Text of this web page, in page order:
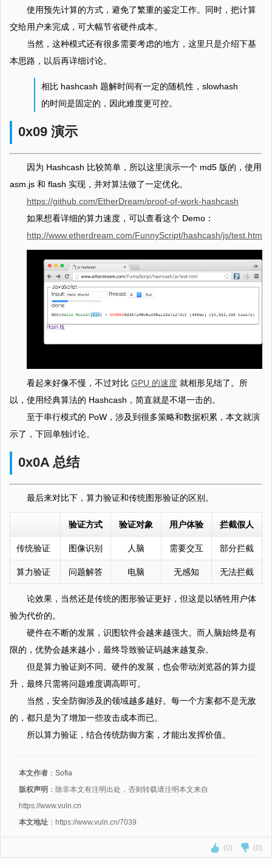
使用预先计算的方式，避免了繁重的鉴定工作。同时，把计算
交给用户来完成，可大幅节省硬件成本。
当然，这种模式还有很多需要考虑的地方，这里只是介绍下基
本思路，以后再详细讨论。
相比 hashcash 题解时间有一定的随机性，slowhash
的时间是固定的，因此难度更可控。
0x09 演示
因为 Hashcash 比较简单，所以这里演示一个 md5 版的，使用
asm.js 和 flash 实现，并对算法做了一定优化。
https://github.com/EtherDream/proof-of-work-hashcash
如果想看详细的算力速度，可以查看这个 Demo：
http://www.etherdream.com/FunnyScript/hashcash/js/test.html
看起来好像不慢，不过对比 GPU 的速度 就相形见绌了。所
以，使用经典算法的 Hashcash，简直就是不堪一击的。
至于串行模式的 PoW，涉及到很多策略和数据积累，本文就演
示了，下回单独讨论。
0x0A 总结
最后来对比下，算力验证和传统图形验证的区别。
验证方式 验证对象 用户体验 拦截假人
传统验证 图像识别 人脑 需要交互 部分拦截
算力验证 问题解答 电脑 无感知 无法拦截
论效果，当然还是传统的图形验证更好，但这是以牺牲用户体
验为代价的。
硬件在不断的发展，识图软件会越来越强大。而人脑始终是有
限的，优势会越来越小，最终导致验证码越来越复杂。
但是算力验证则不同。硬件的发展，也会带动浏览器的算力提
升，最终只需将问题难度调高即可。
当然，安全防御涉及的领域越多越好。每一个方案都不是无敌
的，都只是为了增加一些攻击成本而已。
所以算力验证，结合传统防御方案，才能出发挥价值。
本文作者 ： Sofia
版权声明 ：除非本文有注明出处，否则转载请注明本文来自
https://www.vuln.cn
本文地址 ：https://www.vuln.cn/7039
(0) (0)